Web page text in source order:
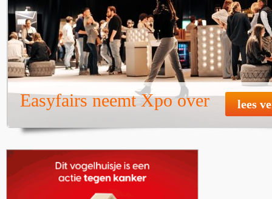
Easyfairs neemt Xpo over lees